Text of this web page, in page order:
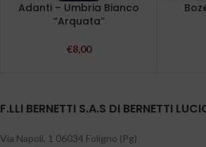
Adanti – Umbria Bianco
“Arquata”
€8,00
F.LLI BERNETTI S.A.S DI BERNETTI
Via Napoli, 1 06034 Foligno (Pg)